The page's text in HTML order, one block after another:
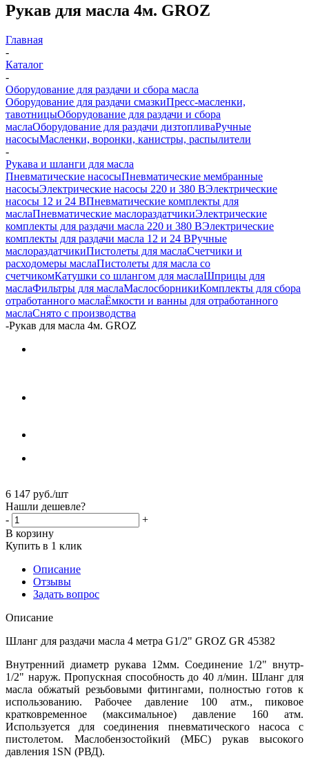
Рукав для масла 4м. GROZ
Главная
-
Каталог
-
Оборудование для раздачи и сбора масла
Оборудование для раздачи смазкиПресс-масленки,
тавотницыОборудование для раздачи и сбора
маслаОборудование для раздачи дизтопливаРучные
насосыМасленки, воронки, канистры, распылители
-
Рукава и шланги для масла
Пневматические насосыПневматические мембранные
насосыЭлектрические насосы 220 и 380 ВЭлектрические
насосы 12 и 24 ВПневматические комплекты для
маслаПневматические маслораздатчикиЭлектрические
комплекты для раздачи масла 220 и 380 ВЭлектрические
комплекты для раздачи масла 12 и 24 ВРучные
маслораздатчикиПистолеты для маслаСчетчики и
расходомеры маслаПистолеты для масла со
счетчикомКатушки со шлангом для маслаШприцы для
маслаФильтры для маслаМаслосборникиКомплекты для сбора
отработанного маслаЁмкости и ванны для отработанного
маслаСнято с производства
-Рукав для масла 4м. GROZ
6 147 руб./шт
Нашли дешевле?
-
+
В корзину
Купить в 1 клик
Описание
Отзывы
Задать вопрос
Описание
Шланг для раздачи масла 4 метра G1/2" GROZ GR 45382
Внутренний диаметр рукава 12мм. Соединение 1/2" внутр-
1/2" наруж. Пропускная способность до 40 л/мин. Шланг для
масла обжатый резьбовыми фитингами, полностью готов к
использованию. Рабочее давление 100 атм., пиковое
кратковременное (максимальное) давление 160 атм.
Используется для соединения пневматического насоса с
пистолетом. Маслобензостойкий (МБС) рукав высокого
давления 1SN (РВД).